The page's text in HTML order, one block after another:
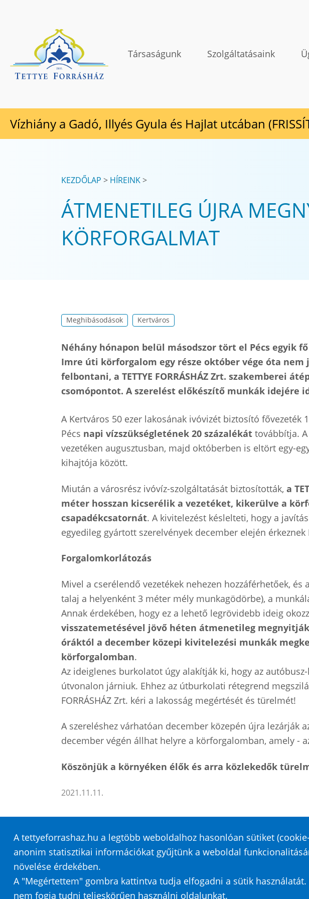
TETTYE FORRÁSHÁZ Zrt.
Társaságunk Szolgáltatásaink
Vízhiány a Gadó, Illyés Gyula és Hajlat utcában
KEZDŐLAP HÍREINK
ÁTMENETILEG ÚJRA
KÖRFORGALMAT
Meghibásodások Kertváros
Néhány hónapon belül másodszor tört el Pécs egyik
Imre úti körforgalom egy része október vége óta
felbontani, a TETTYE FORRÁSHÁZ Zrt. szakemberei
csomópontot. A szerelést előkészítő munkák
A Kertváros 50 ezer lakosának ivóvizét biztosító
Pécs napi vízszükségletének 20 százalékáttovábbítja. A
vezetéken augusztusban, majd októberben is eltört egy-
kihajtója között.
Miután a városrész ivóvíz-szolgáltatását biztosították, a
méter hosszan kicserélik a vezetéket, kikerülve a
csapadékcsatornát. A kivitelezést késlelteti, hogy a
egyedileg gyártott szerelvények december elején érkeznek
Forgalomkorlátozás
Mivel a cserélendő vezetékek nehezen hozzáférhetőek,
talaj a helyenként 3 méter mély munkagödörbe), a
Annak érdekében, hogy ez a lehető legrövidebb ideig
visszatemetésével jövő héten átmenetileg
óráktól a december közepi kivitelezési munkák
körforgalomban.
Az ideiglenes burkolatot úgy alakítják ki, hogy az
útvonalon járniuk. Ehhez az útburkolati rétegrend
FORRÁSHÁZ Zrt. kéri a lakosság megértését és türelmét!
A szereléshez várhatóan december közepén újra
december végén állhat helyre a körforgalomban, amely -
Köszönjük a környéken élők és arra közlekedők
2021.11.11.
Honlaptérkép Impresszum
Közérdekű adatok
A tettyeforrashaz.hu a legtöbb weboldalhoz hasonlóan sütiket
anonim statisztikai információkat gyűjtünk a weboldal
növelése érdekében.
A "Megértettem" gombra kattintva tudja elfogadni a sütik
nem fogja tudni teljeskörűen használni oldalunkat.